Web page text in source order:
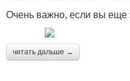
Очень важно, если вы еще
читать дальше →